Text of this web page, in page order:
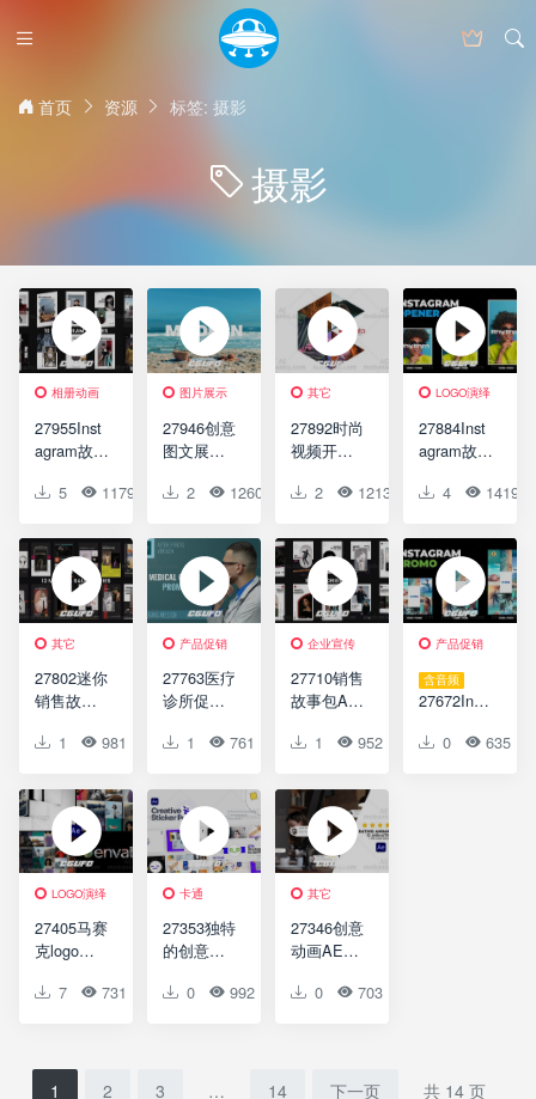
首页 资源 标签: 摄影
摄影
相册动画
27955Inst
agram故事
Instagram
5 1179 0 0
图片展示
27946创意
图文展示
版Intro
2 1260 0 0
其它
27892时尚
视频开场
版Stylish
Openers –
Logo
Reveal
2 1213 0 0
LOGO演绎
27884Inst
agram故事
动画AE模
Instagram
Logo
Opener
4 1419
其它
27802迷你
销售故事
版Minimal
Stories
1 981 0 0
产品促销
27763医疗
诊所促销
Medical
Promo
1 761 0 0
企业宣传
27710销售
故事包AE
Stories
1 952 0 0
产品促销
含音频
27672Inst
动画AE模
0 635
LOGO演绎
27405马赛
克logo演
示后效果
Tiles Logo
Reveal for
7 731 0 0
卡通
27353独特
的创意贴
合AE模板
Animated
0 992 0 0
其它
27346创意
动画AE模
Animation
0 703
1 2 3 … 14 下一页 共 14 页